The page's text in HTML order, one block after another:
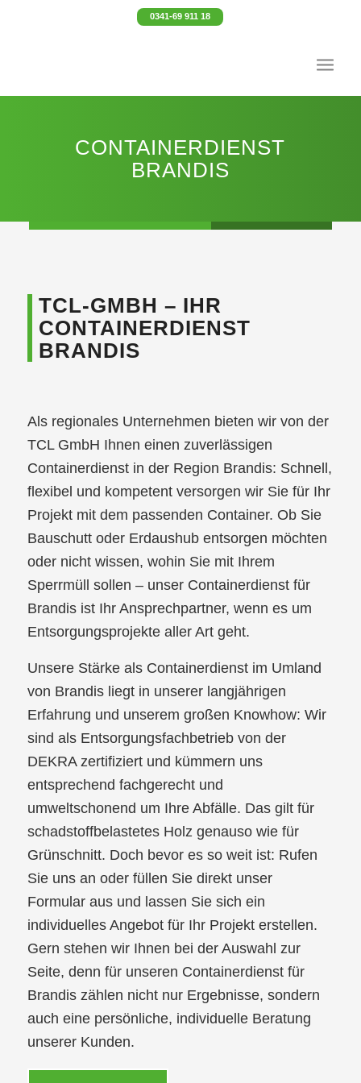
0341-69 911 18
CONTAINERDIENST
BRANDIS
TCL-GMBH – IHR
CONTAINERDIENST
BRANDIS
Als regionales Unternehmen bieten wir von der
TCL GmbH Ihnen einen zuverlässigen
Containerdienst in der Region Brandis: Schnell,
flexibel und kompetent versorgen wir Sie für Ihr
Projekt mit dem passenden Container. Ob Sie
Bauschutt oder Erdaushub entsorgen möchten
oder nicht wissen, wohin Sie mit Ihrem
Sperrmüll sollen – unser Containerdienst für
Brandis ist Ihr Ansprechpartner, wenn es um
Entsorgungsprojekte aller Art geht.
Unsere Stärke als Containerdienst im Umland
von Brandis liegt in unserer langjährigen
Erfahrung und unserem großen Knowhow: Wir
sind als Entsorgungsfachbetrieb von der
DEKRA zertifiziert und kümmern uns
entsprechend fachgerecht und
umweltschonend um Ihre Abfälle. Das gilt für
schadstoffbelastetes Holz genauso wie für
Grünschnitt. Doch bevor es so weit ist: Rufen
Sie uns an oder füllen Sie direkt unser
Formular aus und lassen Sie sich ein
individuelles Angebot für Ihr Projekt erstellen.
Gern stehen wir Ihnen bei der Auswahl zur
Seite, denn für unseren Containerdienst für
Brandis zählen nicht nur Ergebnisse, sondern
auch eine persönliche, individuelle Beratung
unserer Kunden.